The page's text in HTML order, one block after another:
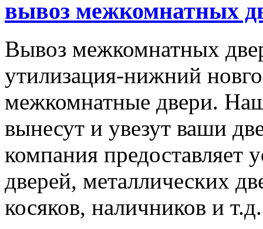
вывоз межкомнатных
Вывоз межкомнатных
утилизация-нижний
межкомнатные двери.
вынесут и увезут ваши
компания предоставляет
дверей, металлических
косяков, наличников и т.д.